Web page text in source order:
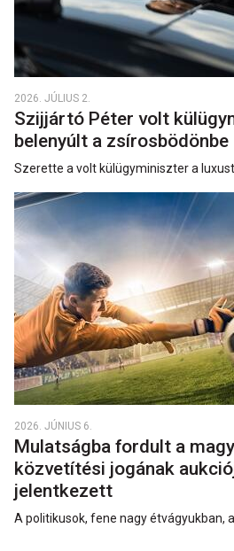
2026. JÚLIUS 2.
Szijjártó Péter volt
belenyúlt a zsírosbödönbe
Szerette a volt külügyminiszter a
2026. JÚNIUS 6.
Mulatságba fordult a
közvetítési jogának
jelentkezett
A politikusok, fene nagy étvágyukban,